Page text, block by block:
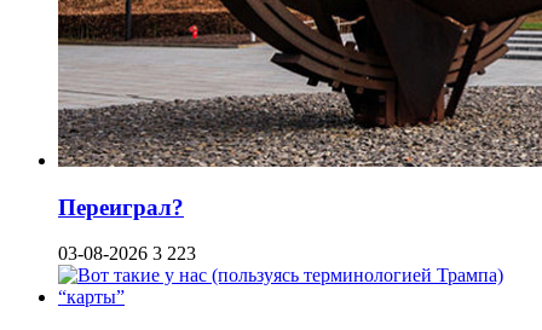
Переиграл?
03-08-2026 3 223